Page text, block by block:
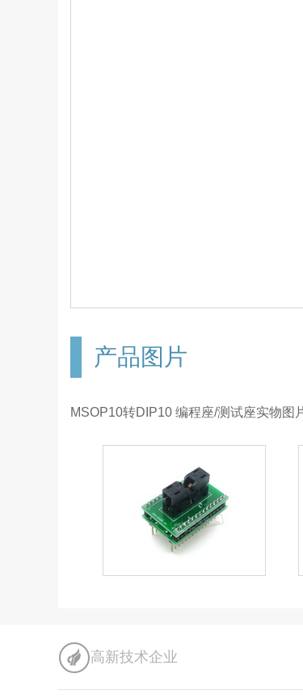
产品图片
MSOP10转DIP10 编程座/测试座实物图
高新技术企业